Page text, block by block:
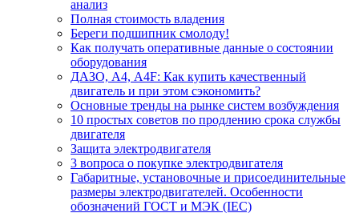
анализ
Полная стоимость владения
Береги подшипник смолоду!
Как получать оперативные данные о состоянии
оборудования
ДАЗО, А4, А4F: Как купить качественный
двигатель и при этом сэкономить?
Основные тренды на рынке систем возбуждения
10 простых советов по продлению срока службы
двигателя
Защита электродвигателя
3 вопроса о покупке электродвигателя
Габаритные, установочные и присоединительные
размеры электродвигателей. Особенности
обозначений ГОСТ и МЭК (IEC)